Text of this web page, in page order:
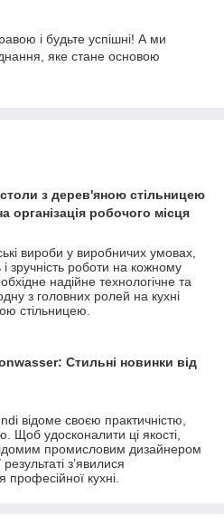
і будьте успішні! А ми
яке стане основою
з дерев'яною стільницею
організація робочого місця
вироби у виробничих умовах,
зручність роботи на кожному
надійне технологічне та
з головних ролей на кухні
стільницею.
Стильні новинки від
відоме своєю практичністю,
Щоб удосконалити ці якості,
промисловим дизайнером
з’явилися
кухні.